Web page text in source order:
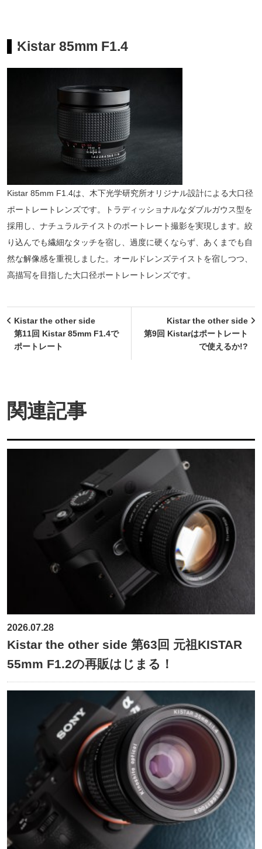
Kistar 85mm F1.4
Kistar 85mm F1.4は、木下光学研究所オリジナル設計による大口径
ポートレートレンズです。トラディッショナルなダブルガウス型を
採用し、ナチュラルテイストのポートレート撮影を実現します。絞
り込んでも繊細なタッチを宿し、過度に硬くならず、あくまでも自
然な解像感を重視しました。オールドレンズテイストを宿しつつ、
高描写を目指した大口径ポートレートレンズです。
投
稿
ナ
ー
ョ
Kistar the other side
第9回 Kistarはポートレート
で使えるか!?
Kistar the other side
第11回 Kistar 85mm F1.4で
ポートレート
関連記事
2026.07.28
Kistar the other side 第63回 元祖KISTAR
55mm F1.2の再販はじまる！